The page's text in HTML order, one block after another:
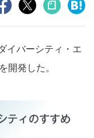
イバーシティ・エ
発した。